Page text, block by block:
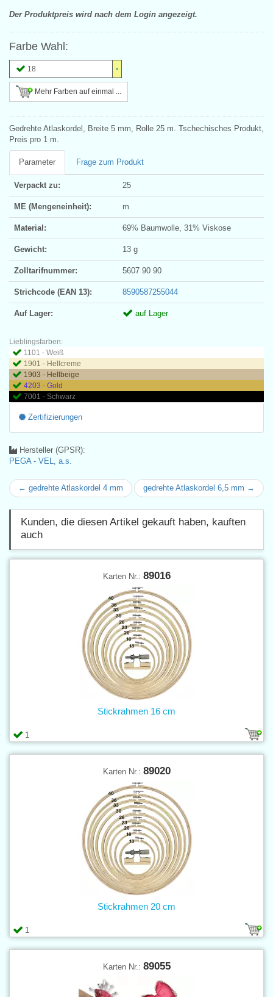
Der Produktpreis wird nach dem Login angezeigt.
Farbe Wahl:
18
Mehr Farben auf einmal ...
Gedrehte Atlaskordel, Breite 5 mm, Rolle 25 m. Tschechisches Produkt,
Preis pro 1 m.
Parameter Frage zum Produkt
Verpackt zu: 25
ME (Mengeneinheit): m
Material: 69% Baumwolle, 31% Viskose
Gewicht: 13 g
Zolltarifnummer: 5607 90 90
Strichcode (EAN 13): 8590587255044
Auf Lager: auf Lager
Lieblingsfarben:
1101 - Weiß
1901 - Hellcreme
1903 - Hellbeige
4203 - Gold
7001 - Schwarz
Zertifizierungen
Hersteller (GPSR):
PEGA - VEL, a.s.
← gedrehte Atlaskordel 4 mm gedrehte Atlaskordel 6,5 mm →
Kunden, die diesen Artikel gekauft haben, kauften
auch
Karten Nr.: 89016
1
Stickrahmen 16 cm
Karten Nr.: 89020
1
Stickrahmen 20 cm
Karten Nr.: 89055